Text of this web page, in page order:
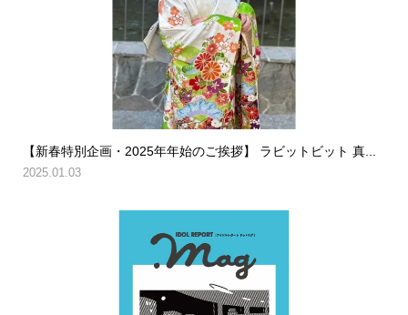
【新春特別企画・2025年年始のご挨拶】 ラビットビット 真...
2025.01.03